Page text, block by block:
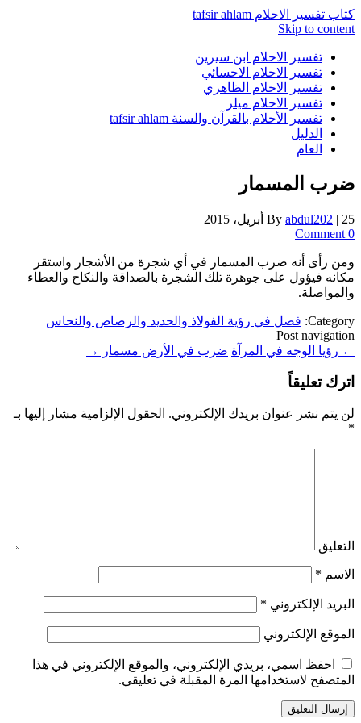
كتاب تفسير الاحلام tafsir ahlam
Skip to content
تفسير الاحلام ابن سيرين
تفسير الاحلام الاحسائي
تفسير الاحلام الظاهري
تفسير الاحلام ميلر
تفسير الأحلام بالقرآن والسنة tafsir ahlam
الدليل
العام
ضرب المسمار
By abdul202 | 25 أبريل، 2015
0 Comment
ومن رأى أنه ضرب المسمار في أي شجرة من الأشجار واستقر
مكانه فيؤول على جوهرة تلك الشجرة بالصداقة والنكاح والعطاء
والمواصلة.
Category: فصل في رؤية الفولاذ والحديد والرصاص والنحاس
Post navigation
← رؤيا الوجه في المرآة ضرب في الأرض مسمار →
اترك تعليقاً
لن يتم نشر عنوان بريدك الإلكتروني. الحقول الإلزامية مشار إليها بـ
*
التعليق
الاسم *
البريد الإلكتروني *
الموقع الإلكتروني
احفظ اسمي، بريدي الإلكتروني، والموقع الإلكتروني في هذا
المتصفح لاستخدامها المرة المقبلة في تعليقي.